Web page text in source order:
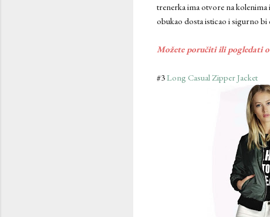
trenerka ima otvore na kolenima
obukao dosta isticao i sigurno bi
Možete poručiti ili pogledati
#3Long Casual Zipper Jacket